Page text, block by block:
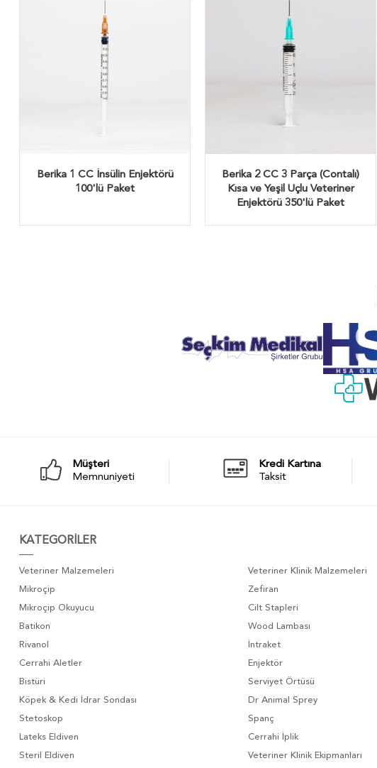
Berika 1 CC İnsülin Enjektörü
100'lü Paket
Berika 2 CC 3 Parça (Contalı)
Kısa ve Yeşil Uçlu Veteriner
Enjektörü 350'lü Paket
Müşteri
Memnuniyeti
Kredi Kartına
Taksit
KATEGORİLER
Veteriner Malzemeleri
Veteriner Klinik Malzemeleri
Mikroçip
Zefiran
Mikroçip Okuyucu
Cilt Stapleri
Batikon
Wood Lambası
Rivanol
İntraket
Cerrahi Aletler
Enjektör
Bistüri
Serviyet Örtüsü
Köpek & Kedi İdrar Sondası
Dr Animal Sprey
Stetoskop
Spanç
Lateks Eldiven
Cerrahi İplik
Steril Eldiven
Veteriner Klinik Ekipmanları